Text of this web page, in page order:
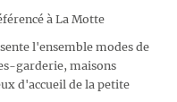
à La Motte
l'ensemble modes de
garderie, maisons
d'accueil de la petite